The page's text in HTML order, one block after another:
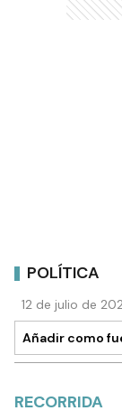
POLÍTICA
12 de julio de
Añadir como
RECORRIDA